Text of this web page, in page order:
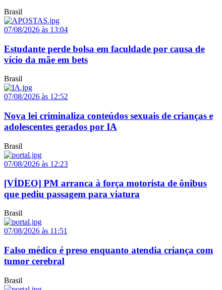
Brasil
07/08/2026 às 13:04
Estudante perde bolsa em faculdade por causa de
vício da mãe em bets
Brasil
07/08/2026 às 12:52
Nova lei criminaliza conteúdos sexuais de crianças e
adolescentes gerados por IA
Brasil
07/08/2026 às 12:23
[VÍDEO] PM arranca à força motorista de ônibus
que pediu passagem para viatura
Brasil
07/08/2026 às 11:51
Falso médico é preso enquanto atendia criança com
tumor cerebral
Brasil